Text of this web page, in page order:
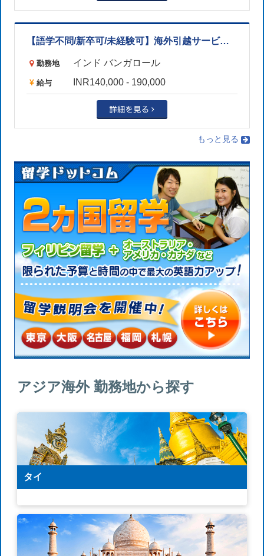
【語学不問/新卒可/未経験可】海外引越サービス営業（物流業界/グルガオン）
勤務地 インド バンガロール
給与 INR140,000 - 190,000
もっと見る
アジア海外 勤務地から探す
タイ